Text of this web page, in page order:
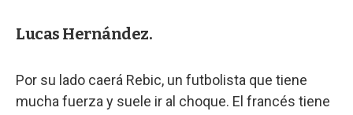
Lucas Hernández.
Por su lado caerá Rebic, un futbolista que tiene
mucha fuerza y suele ir al choque. El francés tiene